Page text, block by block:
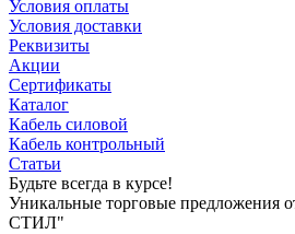
Условия оплаты
Условия доставки
Реквизиты
Акции
Сертификаты
Каталог
Кабель силовой
Кабель контрольный
Статьи
Будьте всегда в курсе!
Уникальные торговые предложения
СТИЛ"